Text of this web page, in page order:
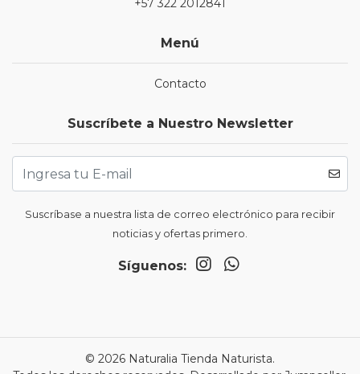
+57 322 2012841
Menú
Contacto
Suscríbete a Nuestro Newsletter
Suscríbase a nuestra lista de correo electrónico para recibir
noticias y ofertas primero.
Síguenos:
© 2026 Naturalia Tienda Naturista.